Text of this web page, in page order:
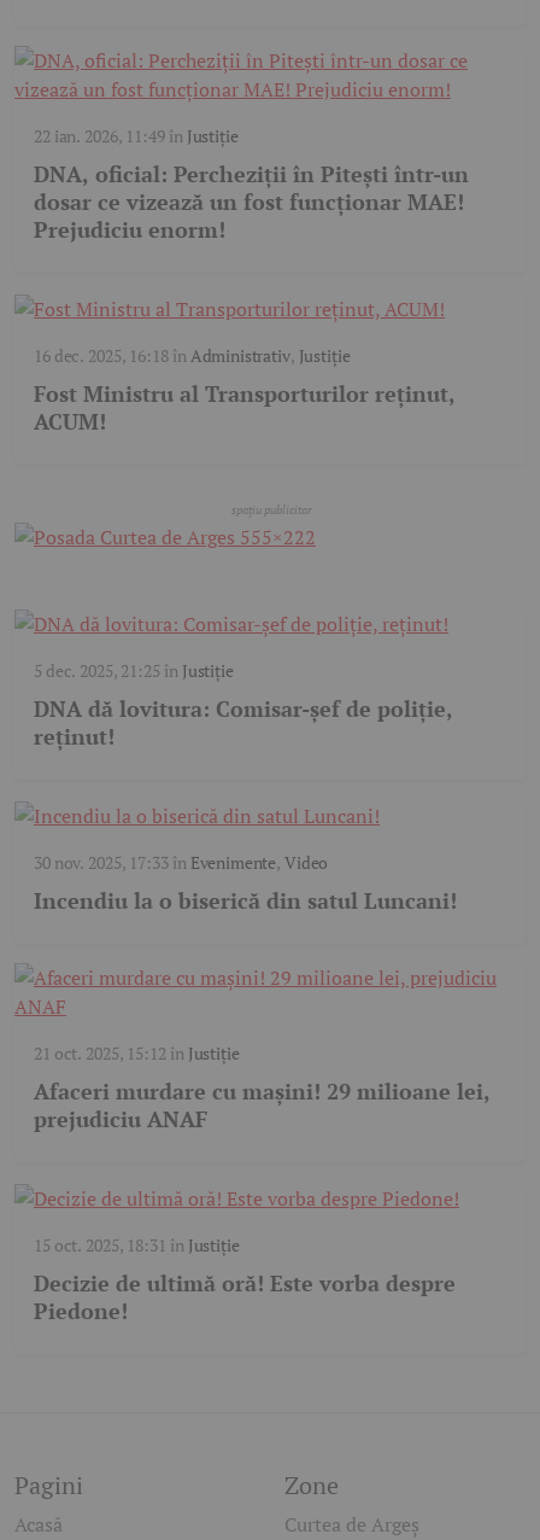
22 ian. 2026, 11:49în Justiție
DNA, oficial: Percheziții în Pitești într-un
dosar ce vizează un fost funcționar MAE!
Prejudiciu enorm!
16 dec. 2025, 16:18înAdministrativ, Justiție
Fost Ministru al Transporturilor reținut,
ACUM!
5 dec. 2025, 21:25 în Justiție
DNA dă lovitura: Comisar-șef de poliție,
reținut!
30 nov. 2025, 17:33în Evenimente,Video
Incendiu la o biserică din satul Luncani!
21 oct. 2025, 15:12 în Justiție
Afaceri murdare cu mașini! 29 milioane lei,
prejudiciu ANAF
15 oct. 2025, 18:31 în Justiție
Decizie de ultimă oră! Este vorba despre
Piedone!
Pagini
Acasă
Zone
Curtea de Argeș